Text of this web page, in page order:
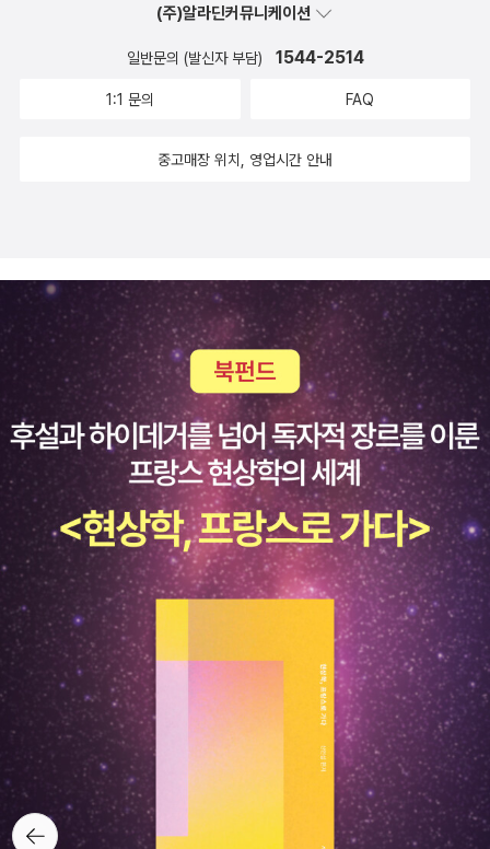
뒤로가
기
(주)알라딘커뮤니케이션
일반문의 (발신자 부담) 1544-2514
1:1 문의 FAQ
중고매장 위치, 영업시간 안내